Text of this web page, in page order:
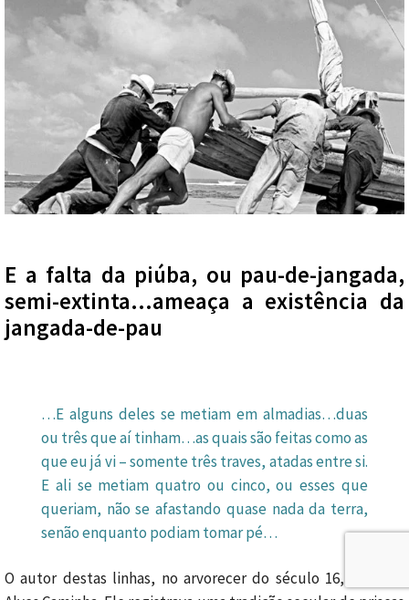
E a falta da piúba, ou pau-de-jangada,
semi-extinta…ameaça a existência da
jangada-de-pau
…E alguns deles se metiam em almadias…duas
ou três que aí tinham…as quais são feitas como as
que eu já vi – somente três traves, atadas entre si.
E ali se metiam quatro ou cinco, ou esses que
queriam, não se afastando quase nada da terra,
senão enquanto podiam tomar pé…
O autor destas linhas, no arvorecer do século 16, foi Pero